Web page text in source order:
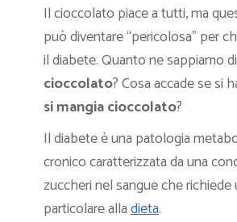
Il cioccolato piace a tutti, ma
può diventare “pericolosa” per
il diabete. Quanto ne sappiamo di
cioccolato? Cosa accade se si
simangia cioccolato?
Il diabete è una patologia
cronico caratterizzata da una
zuccheri nel sangue che richiede
particolare alladieta.